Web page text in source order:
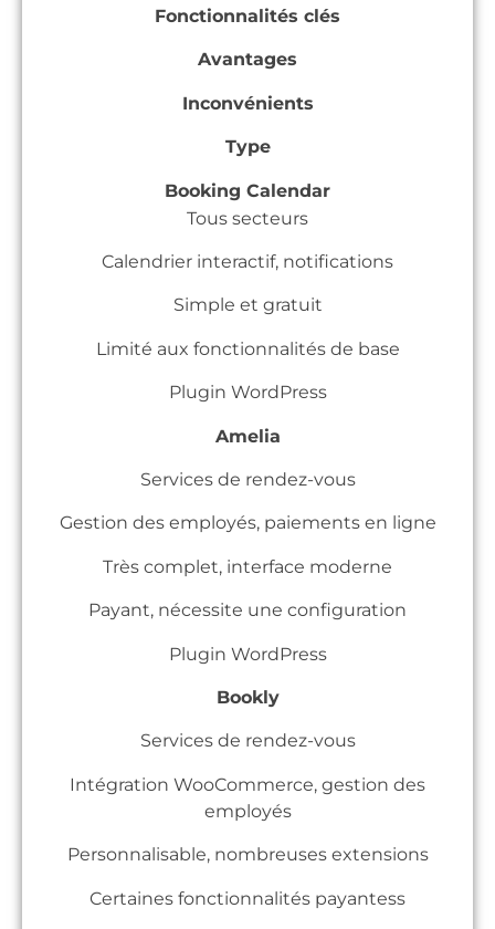
Fonctionnalités clés
Avantages
Inconvénients
Type
Booking Calendar
Tous secteurs
Calendrier interactif, notifications
Simple et gratuit
Limité aux fonctionnalités de base
Plugin WordPress
Amelia
Services de rendez-vous
Gestion des employés, paiements en ligne
Très complet, interface moderne
Payant, nécessite une configuration
Plugin WordPress
Bookly
Services de rendez-vous
Intégration WooCommerce, gestion des
employés
Personnalisable, nombreuses extensions
Certaines fonctionnalités payantess